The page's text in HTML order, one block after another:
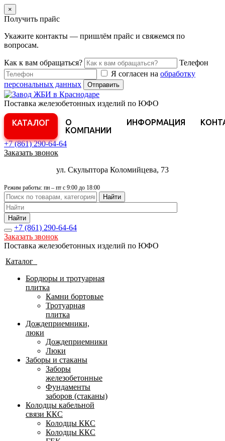
×
Получить прайс
Укажите контакты — пришлём прайс и свяжемся по
вопросам.
Как к вам обращаться?
Телефон
Я согласен на обработку
персональных данных
Отправить
Поставка железобетонных изделий по ЮФО
КАТАЛОГ
О
КОМПАНИИ
ИНФОРМАЦИЯ
+7 (861)290-64-64
Заказать звонок
ул. Скульптора Коломийцева, 73
Режим работы: пн – пт с 9:00 до 18:00
Найти
Найти
+7 (861) 290-64-64
Заказать звонок
Поставка железобетонных изделий по ЮФО
Каталог
Бордюры и тротуарная
плитка
Камни бортовые
Тротуарная
плитка
Дождеприемники,
люки
Дождеприемники
Люки
Заборы и стаканы
Заборы
железобетонные
Фундаменты
заборов (стаканы)
Колодцы кабельной
связи ККС
Колодцы ККС
Колодцы ККС